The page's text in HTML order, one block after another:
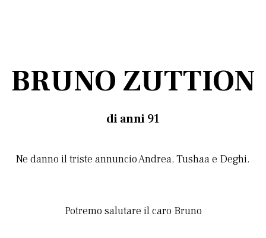
BRUNO ZUTTION
di anni91
Ne danno il triste annuncio Andrea, Tushaa e Deghi.
Potremo salutare il caro Bruno